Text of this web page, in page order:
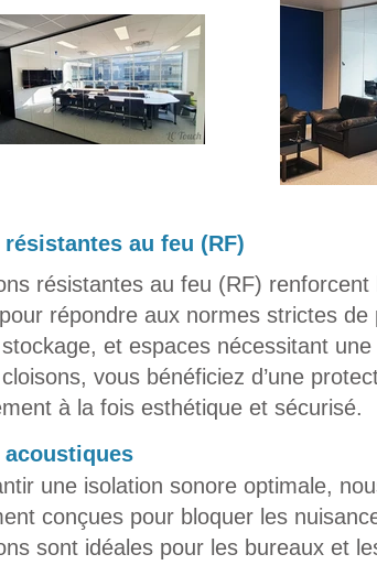
au feu (RF)
résistantes au feu (RF)
répondre aux normes strictes
et espaces nécessitant
vous bénéficiez d’une
à la fois esthétique et sécurisé.
une isolation sonore optimale,
conçues pour bloquer les
sont idéales pour les bureaux et